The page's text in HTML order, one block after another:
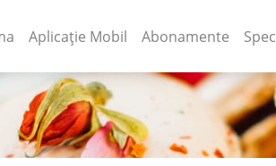
(current)
Aplicație Mobil (current)
Abonamente